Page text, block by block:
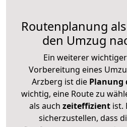
Routenplanung
den Umzug
Ein weiterer
Vorbereitung eines
Arzberg ist die Planung
wichtig, eine Route zu
als auch zeiteffizientist.
sicherzustellen, dass